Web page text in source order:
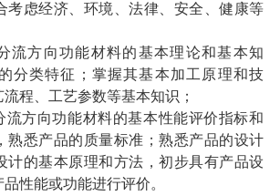
考虑经济、环境、法律、安全、健康等
流方向功能材料的基本理论和基本知
分类特征；掌握其基本加工原理和技
程、工艺参数等基本知识；
流方向功能材料的基本性能评价指标和
熟悉产品的质量标准；熟悉产品的设计
计的基本原理和方法，初步具有产品设
性能或功能进行评价。